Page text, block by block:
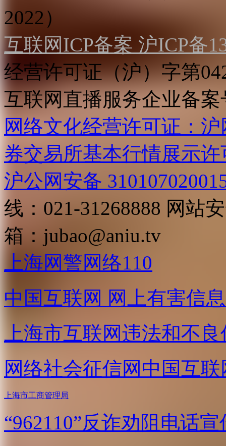
2022）
互联网ICP备案 沪ICP备
经营许可证（沪）字第
互联网直播服务企业备案
网络文化经营许可证：
券交易所基本行情展示许
沪公网安备
线：021-31268888 网站
箱： jubao@aniu.tv
上海网警网络110
中国互联网 网上有害信
上海市互联网违法和不
网络社会征信网 中国互
上海市工商管理局
“962110”反诈劝阻电话宣